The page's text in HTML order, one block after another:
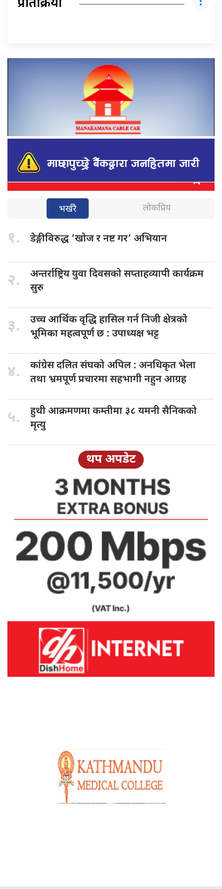
प्रतिक्रिया
भर्खरै लोकप्रिय
१. डेङ्गीविरुद्ध ‘खोजर नष्ट गर’ अभियान
२. अन्तर्राष्ट्रिय युवादिवसको सप्ताहव्यापी कार्यक्रम
सुरु
३. उच्च आर्थिकवृद्धि हासिल गर्न निजी क्षेत्रको
भूमिका महत्वपूर्ण छ : उपाध्यक्ष भट्ट
४. कांग्रेस दलितसंघको अपिल : अनधिकृत भेला
तथा भ्रमपूर्ण प्रचारमा सहभागी नहुन आग्रह
५. हुथी आक्रमणमाकम्तीमा ३८ यमनी सैनिकको
मृत्यु
थप अपडेट